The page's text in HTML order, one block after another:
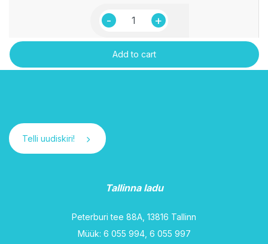
Kohvikoor
"Alma"
Add to cart
Telli uudiskiri!
Tallinna ladu
Peterburi tee 88A, 13816 Tallinn
Müük: 6 055 994, 6 055 997